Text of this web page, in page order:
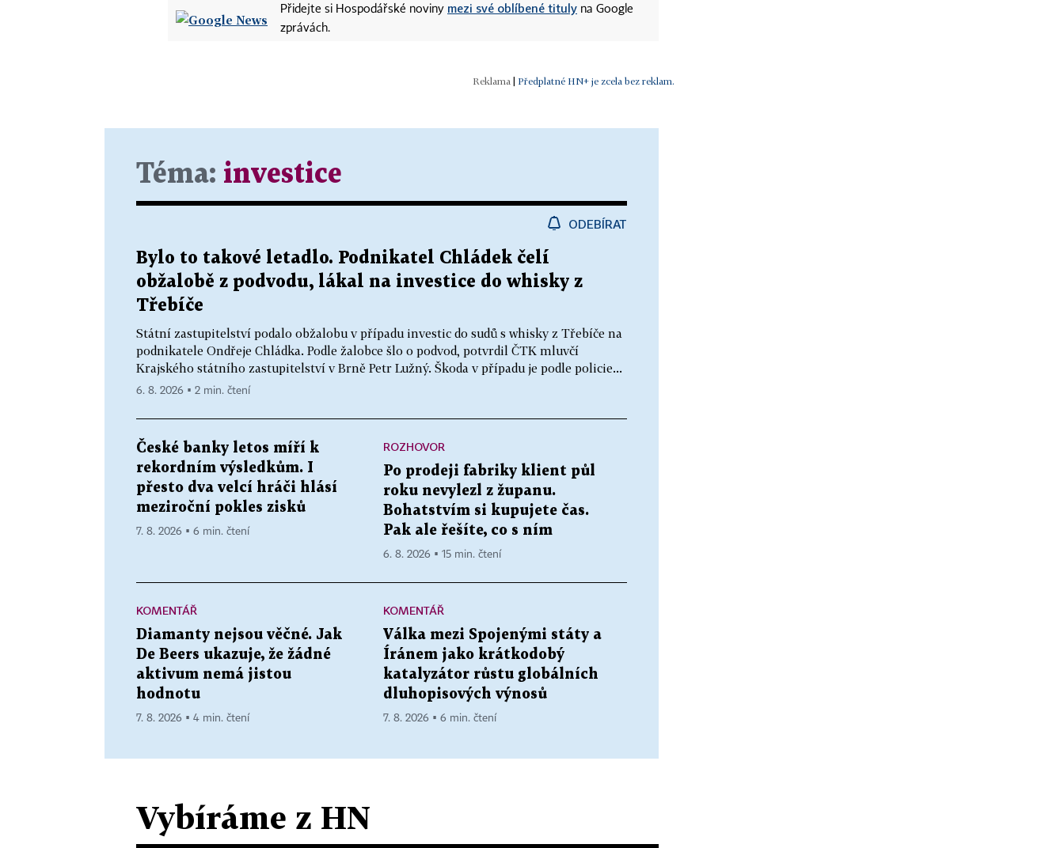
Přidejte si Hospodářské noviny mezi své oblíbené tituly na Google
zprávách.
Předplatné HN+ je zcela bez reklam.
Téma: investice
ODEBÍRAT
Bylo to takové letadlo. Podnikatel Chládek čelí
obžalobě z podvodu, lákal na investice do whisky z
Třebíče
Státní zastupitelství podalo obžalobu v případu investic do sudů s whisky z Třebíče na
podnikatele Ondřeje Chládka. Podle žalobce šlo o podvod, potvrdil ČTK mluvčí
Krajského státního zastupitelství v Brně Petr Lužný. Škoda v případu je podle policie...
6. 8. 2026 ▪ 2 min. čtení
České banky letos míří k
rekordním výsledkům. I
přesto dva velcí hráči hlásí
meziroční pokles zisků
7. 8. 2026 ▪ 6 min. čtení
ROZHOVOR
Po prodeji fabriky klient půl
roku nevylezl z županu.
Bohatstvím si kupujete čas.
Pak ale řešíte, co s ním
6. 8. 2026 ▪ 15 min. čtení
KOMENTÁŘ
Diamanty nejsou věčné. Jak
De Beers ukazuje, že žádné
aktivum nemá jistou
hodnotu
7. 8. 2026 ▪ 4 min. čtení
KOMENTÁŘ
Válka mezi Spojenými státy a
Íránem jako krátkodobý
katalyzátor růstu globálních
dluhopisových výnosů
7. 8. 2026 ▪ 6 min. čtení
Vybíráme z HN